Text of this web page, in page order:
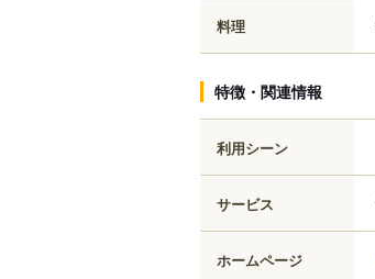
料理
特徴・関連情報
利用シーン
サービス
ホームページ